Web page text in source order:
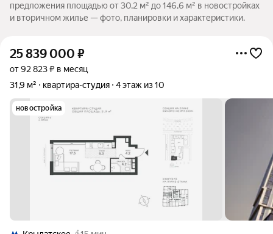
предложения площадью от 30,2 м² до 146,6 м² в новостройках
и вторичном жилье — фото, планировки и характеристики.
25 839 000 ₽
от 92 823 ₽ в месяц
31,9 м²
квартира-студия 4 этаж из 10
новостройка